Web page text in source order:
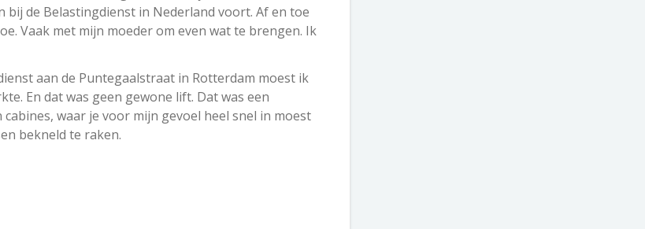
de Belastingdienst in Nederland voort. Af en toe
Vaak met mijn moeder om even wat te brengen. Ik
aan de Puntegaalstraat in Rotterdam moest ik
En dat was geen gewone lift. Dat was een
waar je voor mijn gevoel heel snel in moest
bekneld te raken.